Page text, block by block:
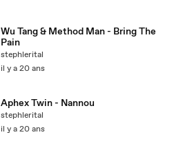
Wu Tang & Method Man - Bring The
Pain
stephlerital
il y a 20 ans
Aphex Twin - Nannou
stephlerital
il y a 20 ans